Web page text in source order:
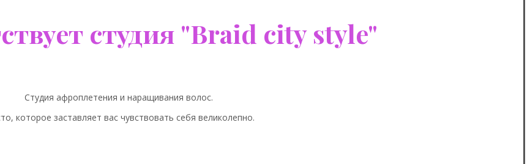
студия "Braid city style"
Студия афроплетения и наращивания волос.
которое заставляет вас чувствовать себя великолепно.